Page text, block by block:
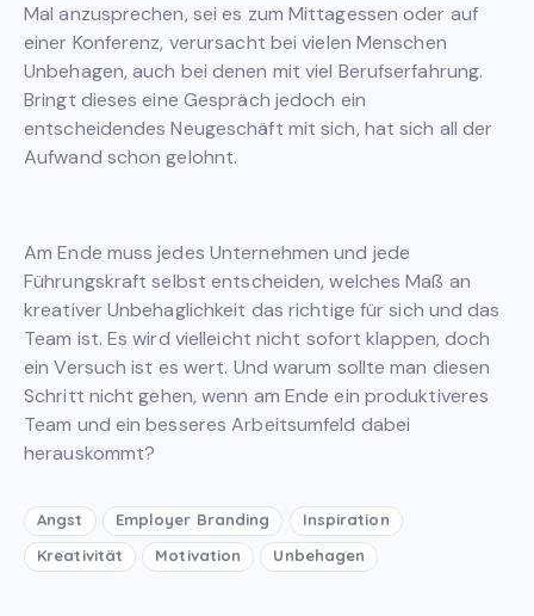
Mal anzusprechen, sei es zum Mittagessen oder auf
einer Konferenz, verursacht bei vielen Menschen
Unbehagen, auch bei denen mit viel Berufserfahrung.
Bringt dieses eine Gespräch jedoch ein
entscheidendes Neugeschäft mit sich, hat sich all der
Aufwand schon gelohnt.
Am Ende muss jedes Unternehmen und jede
Führungskraft selbst entscheiden, welches Maß an
kreativer Unbehaglichkeit das richtige für sich und das
Team ist. Es wird vielleicht nicht sofort klappen, doch
ein Versuch ist es wert. Und warum sollte man diesen
Schritt nicht gehen, wenn am Ende ein produktiveres
Team und ein besseres Arbeitsumfeld dabei
herauskommt?
Angst Employer Branding
Inspiration
Kreativität
Motivation Unbehagen